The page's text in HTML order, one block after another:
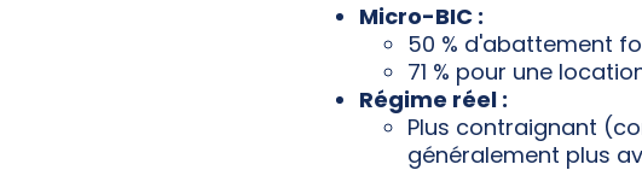
Micro-BIC :
50 % d'abattement
71 % pour une
Régime réel :
Plus contraignant
généralement plus